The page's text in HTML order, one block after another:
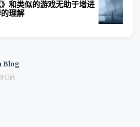
和类似的游戏无助于增进
理解
Blog
订阅